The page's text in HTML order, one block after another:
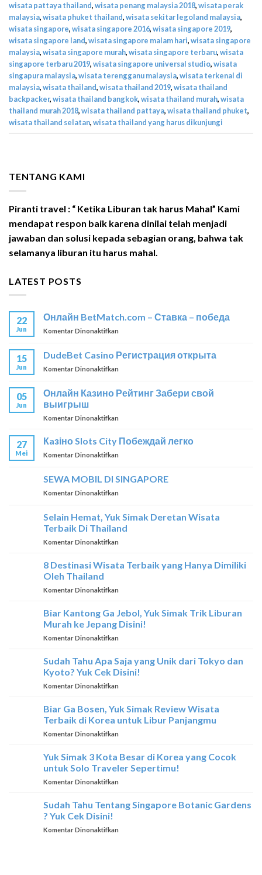
TENTANG KAMI
Piranti travel : “ Ketika Liburan tak harus Mahal” Kami
mendapat respon baik karena dinilai telah menjadi
jawaban dan solusi kepada sebagian orang, bahwa tak
selamanya liburan itu harus mahal.
LATEST POSTS
22
Jun
Онлайн BetMatch.com – Ставка – победа
Komentar Dinonaktifkan
BetMatch.com
победа
15
Jun
DudeBet Casino Регистрация открыта
Komentar Dinonaktifkan
Casino
Регистрация
05
Jun
Онлайн Казино Рейтинг Забери свой
выигрыш
Komentar Dinonaktifkan
Казино
выигрыш
27
Mei
Кaзіно Slots City Побеждай легко
Komentar Dinonaktifkan
City
SEWA MOBIL DI SINGAPORE
Komentar Dinonaktifkan
DI
SINGAPORE
Selain Hemat, Yuk Simak Deretan Wisata
Terbaik Di Thailand
Komentar Dinonaktifkan
Hemat,
Terbaik
Di
8 Destinasi Wisata Terbaik yang Hanya Dimiliki
Oleh Thailand
Komentar Dinonaktifkan
Destinasi
Terbaik
Dimiliki
Oleh
Biar Kantong Ga Jebol, Yuk Simak Trik Liburan
Murah ke Jepang Disini!
Komentar Dinonaktifkan
Kantong
Ga
Jebol,
Trik
Liburan
Disini!
Sudah Tahu Apa Saja yang Unik dari Tokyo dan
Kyoto? Yuk Cek Disini!
Komentar Dinonaktifkan
Tahu
Saja
dari
Tokyo
Cek
Biar Ga Bosen, Yuk Simak Review Wisata
Terbaik di Korea untuk Libur Panjangmu
Komentar Dinonaktifkan
Ga
Yuk
Wisata
Yuk Simak 3 Kota Besar di Korea yang Cocok
untuk Solo Traveler Sepertimu!
Komentar Dinonaktifkan
Simak
Sudah Tahu Tentang Singapore Botanic Gardens
? Yuk Cek Disini!
Komentar Dinonaktifkan
wisata pattaya thailand,wisata penang malaysia 2018,wisata perak
malaysia,wisata phuket thailand,wisata sekitar legoland malaysia,
wisata singapore,wisata singapore 2016,wisata singapore 2019,
wisata singapore land,wisata singapore malam hari,wisata singapore
malaysia,wisata singapore murah,wisata singapore terbaru,wisata
singapore terbaru 2019,wisata singapore universal studio,wisata
singapura malaysia,wisata terengganu malaysia,wisata terkenal di
malaysia,wisata thailand,wisata thailand 2019,wisata thailand
backpacker,wisata thailand bangkok,wisata thailand murah,wisata
thailand murah 2018,wisata thailand pattaya,wisata thailand phuket,
wisata thailand selatan,wisata thailand yang harus dikunjungi